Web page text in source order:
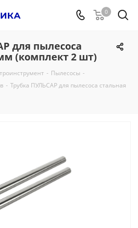
0
для пылесоса
(комплект 2 шт)
- Пылесосы -
- Трубка ПУЛЬСАР для пылесоса стальная